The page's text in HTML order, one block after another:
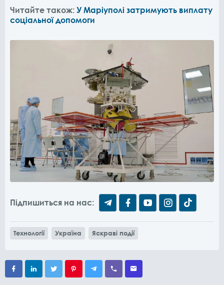
Читайте також: У Маріуполі затримують виплату
соціальної допомоги
Підпишиться на нас:
Технології Україна Яскраві події